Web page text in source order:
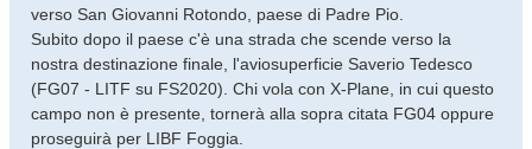
verso San Giovanni Rotondo, paese di Padre Pio.
Subito dopo il paese c'è una strada che scende verso la
nostra destinazione finale, l'aviosuperficie Saverio Tedesco
(FG07 - LITF su FS2020). Chi vola con X-Plane, in cui questo
campo non è presente, tornerà alla sopra citata FG04 oppure
proseguirà per LIBF Foggia.